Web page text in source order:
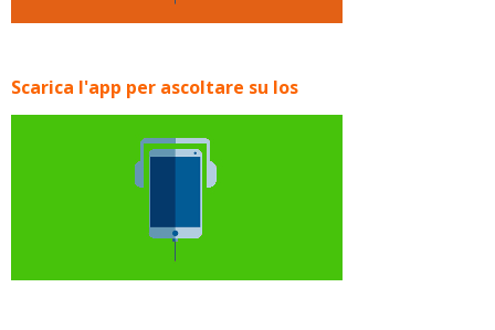
Scarica l'app per ascoltare su Ios